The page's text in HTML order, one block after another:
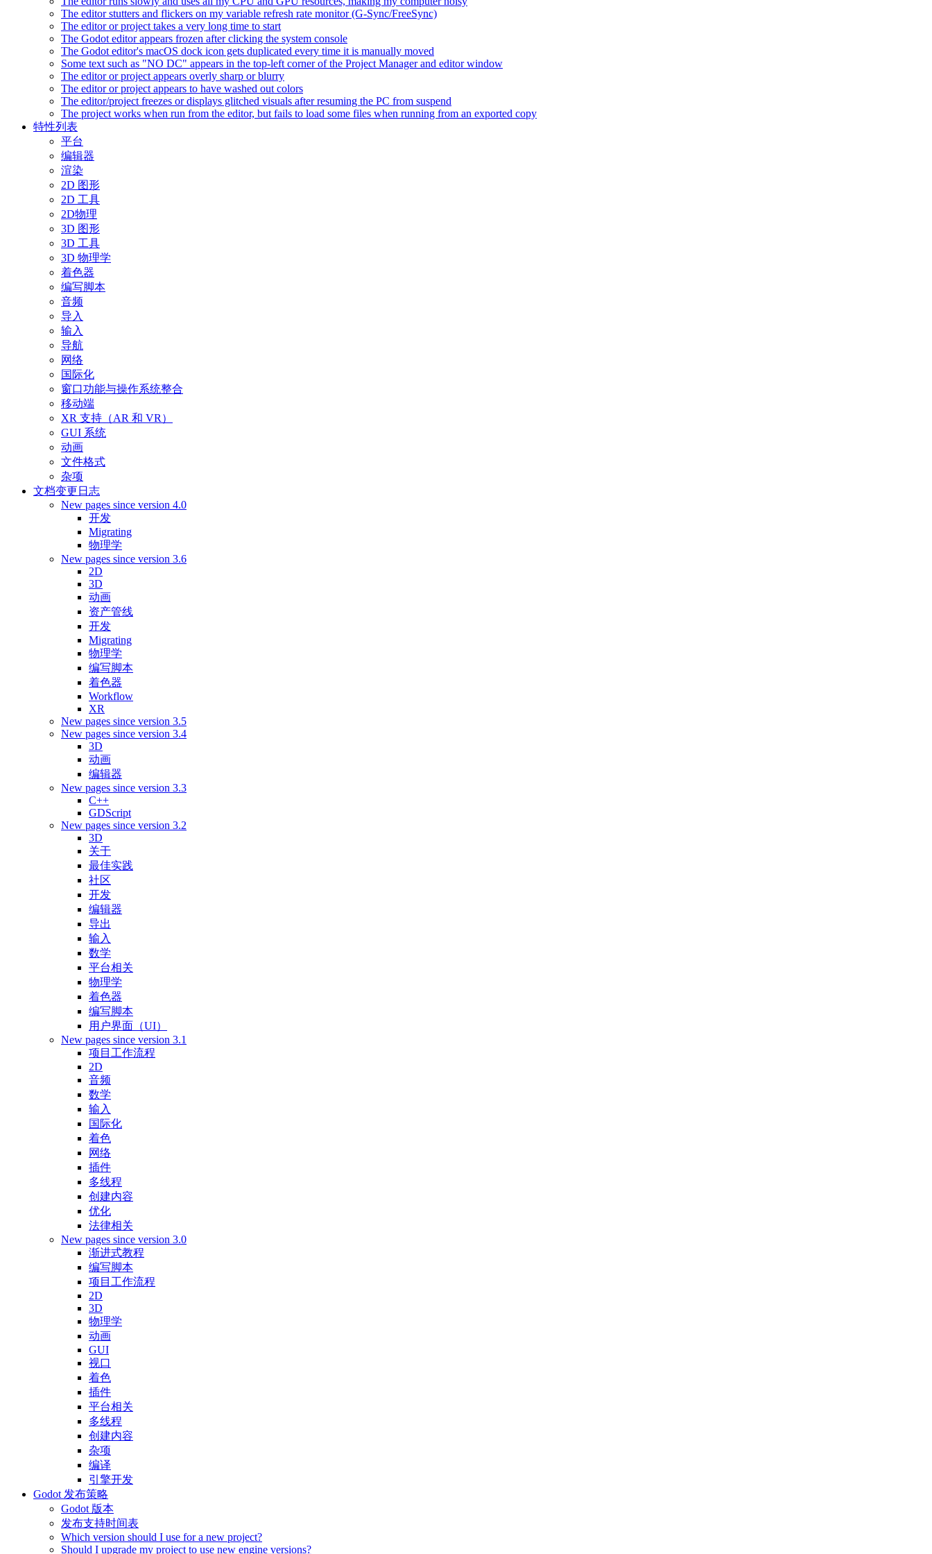
The editor stutters and flickers on my variable refresh rate monitor (G-Sync/FreeSync)
The editor or project takes a very long time to start
The Godot editor appears frozen after clicking the system console
The Godot editor's macOS dock icon gets duplicated every time it is manually moved
Some text such as "NO DC" appears in the top-left corner of the Project Manager and editor window
The editor or project appears overly sharp or blurry
The editor or project appears to have washed out colors
The editor/project freezes or displays glitched visuals after resuming the PC from suspend
The project works when run from the editor, but fails to load some files when running from an exported copy
特性列表
平台
编辑器
渲染
2D 图形
2D 工具
2D物理
3D 图形
3D 工具
3D 物理学
着色器
编写脚本
音频
导入
输入
导航
网络
国际化
窗口功能与操作系统整合
移动端
XR 支持（AR 和 VR）
GUI 系统
动画
文件格式
杂项
文档变更日志
New pages since version 4.0
开发
Migrating
物理学
New pages since version 3.6
2D
3D
动画
资产管线
开发
Migrating
物理学
编写脚本
着色器
Workflow
XR
New pages since version 3.5
New pages since version 3.4
3D
动画
编辑器
New pages since version 3.3
C++
GDScript
New pages since version 3.2
3D
关于
最佳实践
社区
开发
编辑器
导出
输入
数学
平台相关
物理学
着色器
编写脚本
用户界面（UI）
New pages since version 3.1
项目工作流程
2D
音频
数学
输入
国际化
着色
网络
插件
多线程
创建内容
优化
法律相关
New pages since version 3.0
渐进式教程
编写脚本
项目工作流程
2D
3D
物理学
动画
GUI
视口
着色
插件
平台相关
多线程
创建内容
杂项
编译
引擎开发
Godot 发布策略
Godot 版本
发布支持时间表
Which version should I use for a new project?
Should I upgrade my project to use new engine versions?